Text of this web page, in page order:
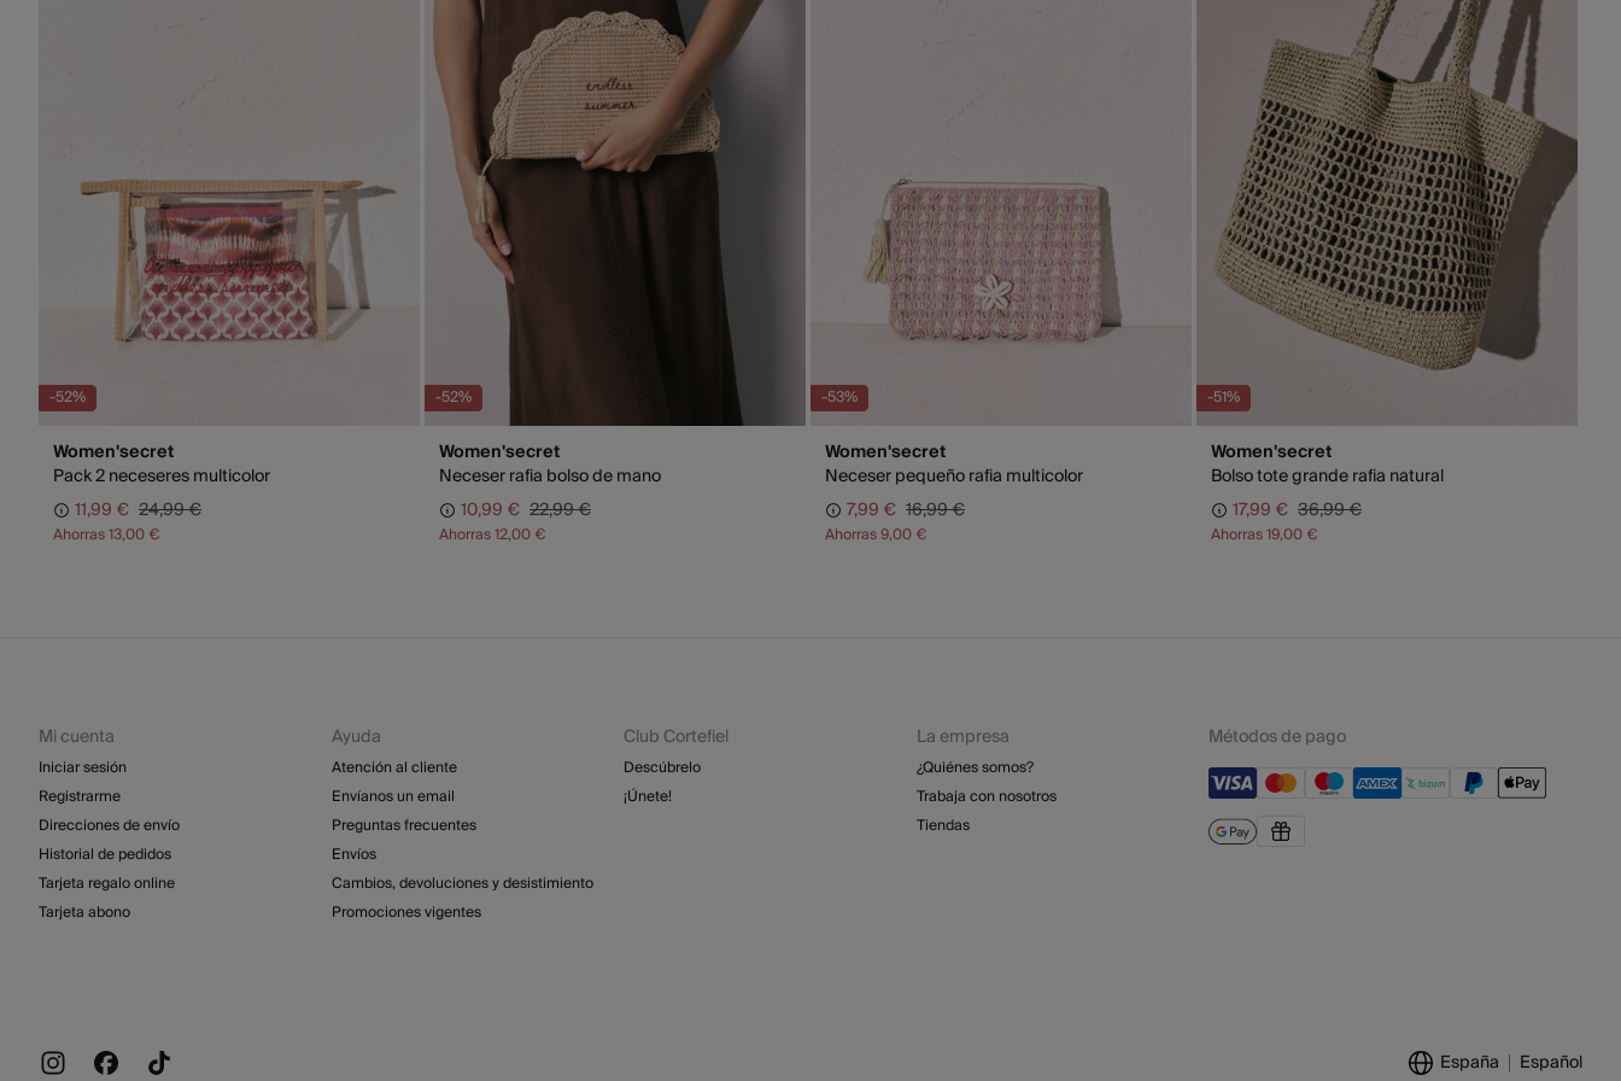
Días laborables (L-V). En envíos a Ceuta y Melilla, el cliente deberá
abonar los gastos de aduana correspondientes, los cuales variarán en
-52%
Women'secret
Pack 2 neceseres multicolor
11,99 € 24,99 €
Ahorras13,00 €
-52%
Women'secret
Neceser rafia bolso de mano
10,99 € 22,99 €
Ahorras12,00 €
-53%
Women'secret
Neceser pequeño rafia multicolor
7,99 € 16,99 €
Ahorras9,00 €
-51%
Women'secret
Bolso tote grande rafia natural
17,99 € 36,99 €
Ahorras19,00 €
Mi cuenta
Iniciar sesión
Registrarme
Direcciones de envío
Historial de pedidos
Tarjeta regalo online
Tarjeta abono
Ayuda
Atención al cliente
Envíanos un email
Preguntas frecuentes
Envíos
Cambios, devoluciones y desistimiento
Promociones vigentes
Club Cortefiel
Descúbrelo
¡Únete!
La empresa
¿Quiénes somos?
Trabaja con nosotros
Tiendas
Métodos de pago
España Español